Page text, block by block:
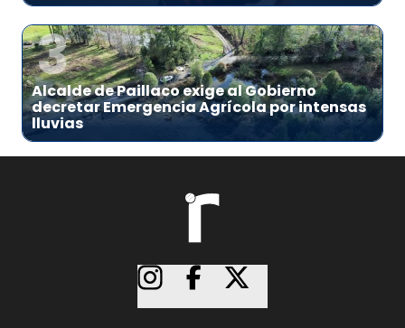
3
Alcalde de Paillaco exige al Gobierno
decretar Emergencia Agrícola por intensas
lluvias